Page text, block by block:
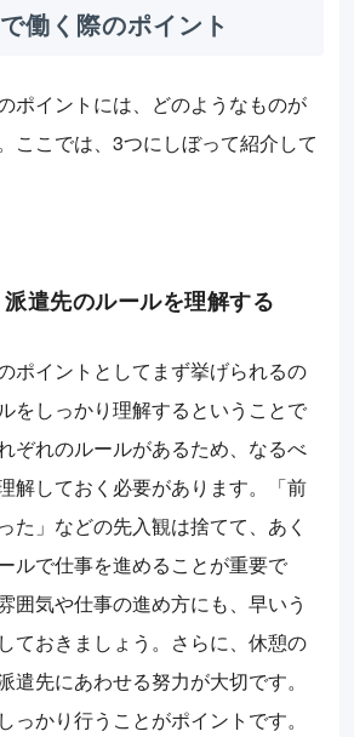
働く際のポイント
ポイントには、どのようなものが
ここでは、3つにしぼって紹介して
遣先のルールを理解する
ポイントとしてまず挙げられるの
をしっかり理解するということで
ぞれのルールがあるため、なるべ
解しておく必要があります。「前
た」などの先入観は捨てて、あく
ルで仕事を進めることが重要で
囲気や仕事の進め方にも、早いう
ておきましょう。さらに、休憩の
遣先にあわせる努力が大切です。
っかり行うことがポイントです。